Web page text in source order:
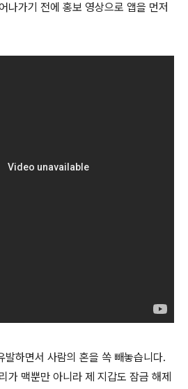
나가기 전에 홍보 영상으로 앱을 먼저
발하면서 사람의 혼을 쏙 빼놓습니다.
가 맥뿐만 아니라 제 지갑도 잠금 해제